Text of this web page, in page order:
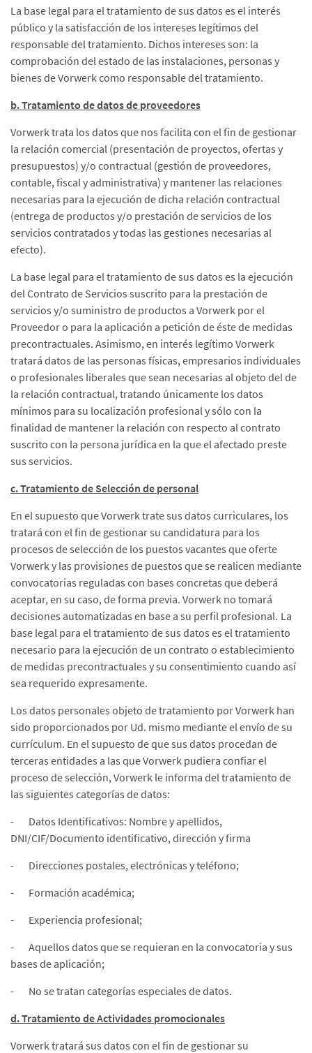
La base legal para el tratamiento de sus datos es el interés
público y la satisfacción de los intereses legítimos del
responsable del tratamiento. Dichos intereses son: la
comprobación del estado de las instalaciones, personas y
bienes de Vorwerk como responsable del tratamiento.
b. Tratamiento de datos de proveedores
Vorwerk trata los datos que nos facilita con el fin de gestionar
la relación comercial (presentación de proyectos, ofertas y
presupuestos) y/o contractual (gestión de proveedores,
contable, fiscal y administrativa) y mantener las relaciones
necesarias para la ejecución de dicha relación contractual
(entrega de productos y/o prestación de servicios de los
servicios contratados y todas las gestiones necesarias al
efecto).
La base legal para el tratamiento de sus datos es la ejecución
del Contrato de Servicios suscrito para la prestación de
servicios y/o suministro de productos a Vorwerk por el
Proveedor o para la aplicación a petición de éste de medidas
precontractuales. Asimismo, en interés legítimo Vorwerk
tratará datos de las personas físicas, empresarios individuales
o profesionales liberales que sean necesarias al objeto del de
la relación contractual, tratando únicamente los datos
mínimos para su localización profesional y sólo con la
finalidad de mantener la relación con respecto al contrato
suscrito con la persona jurídica en la que el afectado preste
sus servicios.
c. Tratamiento de Selección de personal
En el supuesto que Vorwerk trate sus datos curriculares, los
tratará con el fin de gestionar su candidatura para los
procesos de selección de los puestos vacantes que oferte
Vorwerk y las provisiones de puestos que se realicen mediante
convocatorias reguladas con bases concretas que deberá
aceptar, en su caso, de forma previa. Vorwerk no tomará
decisiones automatizadas en base a su perfil profesional. La
base legal para el tratamiento de sus datos es el tratamiento
necesario para la ejecución de un contrato o establecimiento
de medidas precontractuales y su consentimiento cuando así
sea requerido expresamente.
Los datos personales objeto de tratamiento por Vorwerk han
sido proporcionados por Ud. mismo mediante el envío de su
currículum. En el supuesto de que sus datos procedan de
terceras entidades a las que Vorwerk pudiera confiar el
proceso de selección, Vorwerk le informa del tratamiento de
las siguientes categorías de datos:
- Datos Identificativos: Nombre y apellidos,
DNI/CIF/Documento identificativo, dirección y firma
- Direcciones postales, electrónicas y teléfono;
- Formación académica;
- Experiencia profesional;
- Aquellos datos que se requieran en la convocatoria y sus
bases de aplicación;
- No se tratan categorías especiales de datos.
d. Tratamiento de Actividades promocionales
Vorwerk tratará sus datos con el fin de gestionar su